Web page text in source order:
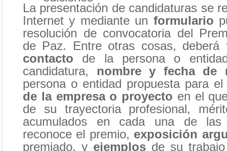
La presentación de candidaturas se
Internet y mediante un formulario
resolución de convocatoria del
de Paz. Entre otras cosas,
contacto de la persona o
candidatura, nombre y fecha de
persona o entidad propuesta para
de la empresa o proyecto en el
de su trayectoria profesional,
acumulados en cada una de las
reconoce el premio, exposición
premiado, y ejemplosde su trabajo